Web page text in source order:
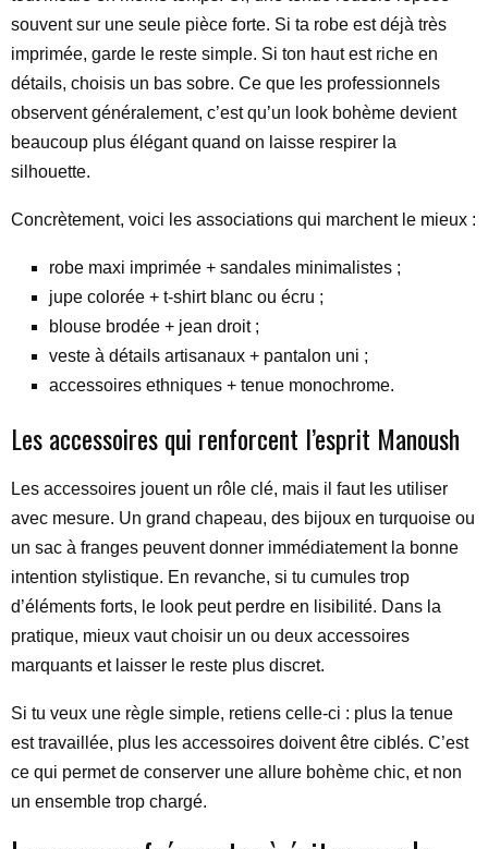
souvent sur une seule pièce forte. Si ta robe est déjà très
imprimée, garde le reste simple. Si ton haut est riche en
détails, choisis un bas sobre. Ce que les professionnels
observent généralement, c’est qu’un look bohème devient
beaucoup plus élégant quand on laisse respirer la
silhouette.
Concrètement, voici les associations qui marchent le mieux :
robe maxi imprimée + sandales minimalistes ;
jupe colorée + t-shirt blanc ou écru ;
blouse brodée + jean droit ;
veste à détails artisanaux + pantalon uni ;
accessoires ethniques + tenue monochrome.
Les accessoires qui renforcent l’esprit Manoush
Les accessoires jouent un rôle clé, mais il faut les utiliser
avec mesure. Un grand chapeau, des bijoux en turquoise ou
un sac à franges peuvent donner immédiatement la bonne
intention stylistique. En revanche, si tu cumules trop
d’éléments forts, le look peut perdre en lisibilité. Dans la
pratique, mieux vaut choisir un ou deux accessoires
marquants et laisser le reste plus discret.
Si tu veux une règle simple, retiens celle-ci : plus la tenue
est travaillée, plus les accessoires doivent être ciblés. C’est
ce qui permet de conserver une allure bohème chic, et non
un ensemble trop chargé.